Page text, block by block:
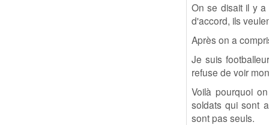
On se disait il y
d'accord, ils
Après on a
Je suis
refuse de voir
Voilà pourquoi
soldats qui sont
sont pas seuls.